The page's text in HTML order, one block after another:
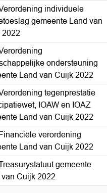
individuele
gemeente Land van
ondersteuning
Land van Cuijk 2022
tegenprestatie
IOAW en IOAZ
Land van Cuijk 2022
Financiële verordening
Land van Cuijk 2022
gemeente
van Cuijk 2022